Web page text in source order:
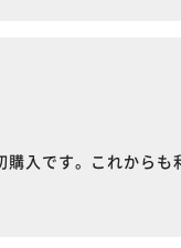
入です。これからも